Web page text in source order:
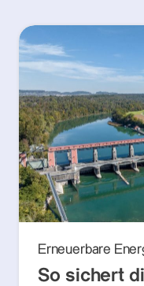
Erneuerbare
So sichert